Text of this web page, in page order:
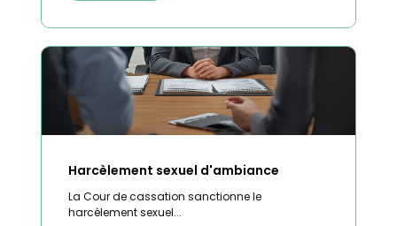
Harcèlement sexuel d'ambiance
La Cour de cassation sanctionne le
harcèlement sexuel...